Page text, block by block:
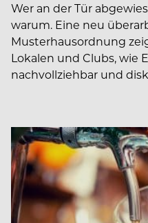
Wer an der Tür
warum. Eine neu
Musterhausordnung
Lokalen und Clubs, wie
nachvollziehbar und